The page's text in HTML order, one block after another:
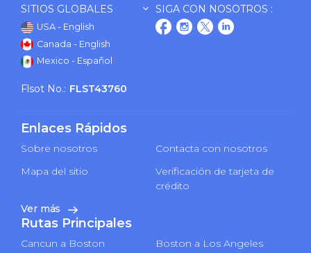
SITIOS GLOBALES
USA - English
Canada - English
Mexico - Español
SIGA CON NOSOTROS :
Flsot No.: FLST43760
Enlaces Rápidos
Sobre nosotros
Contacta con nosotros
Mapa del sitio
Verificación de tarjeta de
crédito
Ver más
Rutas Principales
Cancun a Boston
Boston a Los Angeles